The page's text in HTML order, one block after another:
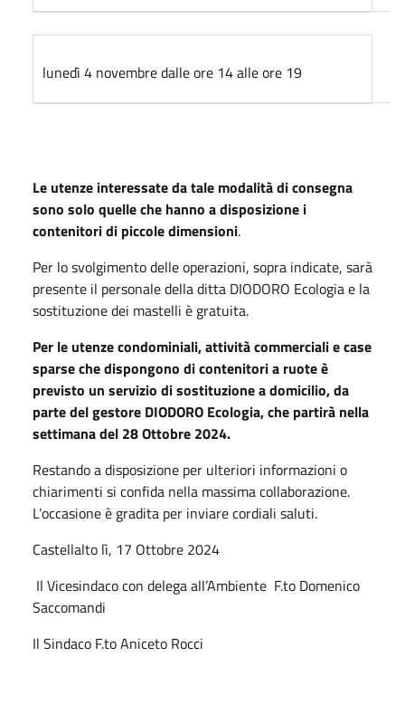
lunedì 4 novembre dalle ore 14 alle ore 19
Le utenze interessate da tale modalità di consegna
sono solo quelle che hanno a disposizione i
contenitori di piccole dimensioni.
Per lo svolgimento delle operazioni, sopra indicate, sarà
presente il personale della ditta DIODORO Ecologia e la
sostituzione dei mastelli è gratuita.
Per le utenze condominiali, attività commerciali e case
sparse che dispongono di contenitori a ruote è
previsto un servizio di sostituzione a domicilio, da
parte del gestore DIODORO Ecologia, che partirà nella
settimana del 28 Ottobre 2024.
Restando a disposizione per ulteriori informazioni o
chiarimenti si confida nella massima collaborazione.
L’occasione è gradita per inviare cordiali saluti.
Castellalto lì, 17 Ottobre 2024
Il Vicesindaco con delega all’Ambiente F.to Domenico
Saccomandi
Il Sindaco F.to Aniceto Rocci